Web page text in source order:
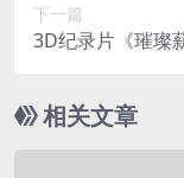
下一篇
3D纪录片《璀璨
相关文章